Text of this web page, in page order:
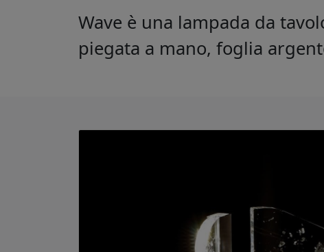
Wave è una lampada da
piegata a mano, foglia